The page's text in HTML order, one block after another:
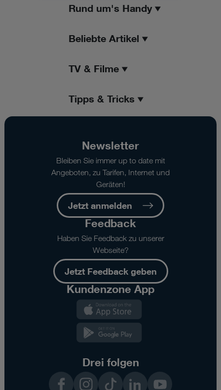
Rund um's Handy
Beliebte Artikel
TV & Filme
Tipps & Tricks
Newsletter
Bleiben Sie immer up to date mit
Angeboten, zu Tarifen, Internet und
Geräten!
Jetzt anmelden
Feedback
Haben Sie Feedback zu unserer
Webseite?
Jetzt Feedback geben
Kundenzone App
Drei folgen
InstagramTikTok LinkedInYouTube